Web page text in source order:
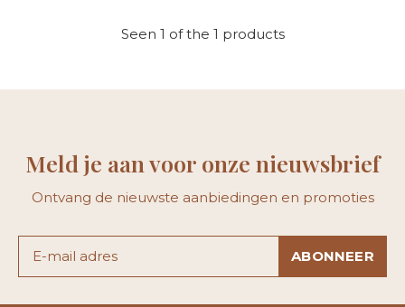
Seen 1 of the 1 products
Meld je aan voor onze nieuwsbrief
Ontvang de nieuwste aanbiedingen en promoties
ABONNEER